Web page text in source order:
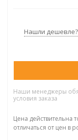
Нашли дешевле?
Наши менеджеры
условия заказа
Цена действительна
отличаться от цен в